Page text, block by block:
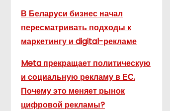
В Беларуси бизнес начал
пересматривать подходы к
маркетингу и digital-рекламе
Meta прекращает политическую
и социальную рекламу в ЕС.
Почему это меняет рынок
цифровой рекламы?